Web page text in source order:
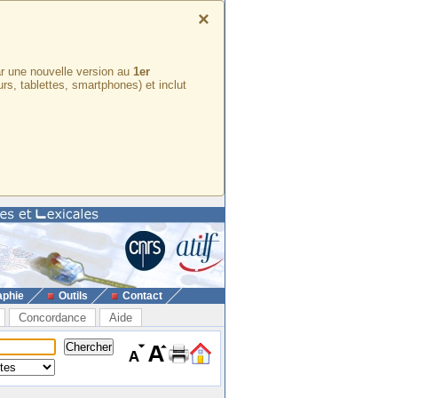
×
une nouvelle version au 1er
tablettes, smartphones) et inclut
Outils Contact
Concordance Aide